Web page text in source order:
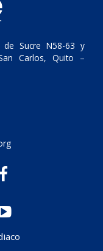
de Sucre N58-63 y
Carlos, Quito –